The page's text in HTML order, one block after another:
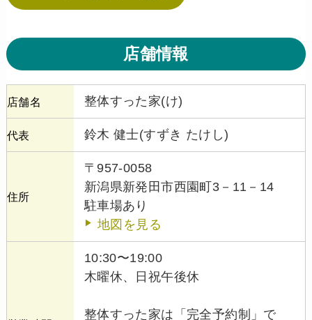
店舗情報
店舗名 整体すった家(け)
代表 鈴木 健士(すずき たけし)
住所
〒957-0058
新潟県新発田市西園町3－11－14
駐車場あり
地図を見る
10:30〜19:00
木曜休、日祝午後休
整体すった家は「完全予約制」で